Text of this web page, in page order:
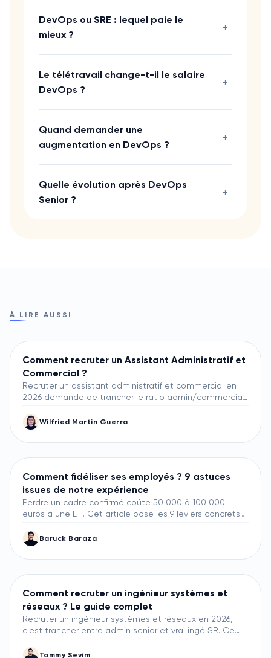
DevOps ou SRE : lequel paie le
mieux ?
+
Le télétravail change-t-il le salaire
DevOps ?
+
Quand demander une
augmentation en DevOps ?
+
Quelle évolution après DevOps
Senior ?
+
À LIRE AUSSI
Comment recruter un Assistant Administratif et
Commercial ?
Recruter un assistant administratif et commercial en
2026 demande de trancher le ratio admin/commercial
méthode terrain chez Lity, du brief jusqu'à la prise de
fonction, avec les benchmarks APEC et OpenSourcing,
la scorecard 5 indicateurs et les 4 questions qui filtrent
Wilfried Martin Guerra
Comment fidéliser ses employés ? 9 astuces
issues de notre expérience
Perdre un cadre confirmé coûte 50 000 à 100 000
euros à une ETI. Cet article pose les 9 leviers concrets
avec les études Gallup et APEC : rémunération
transparente, qualité du manager direct, projet
structurant, formation continue, onboarding 90 jours,
Baruck Baraza
Comment recruter un ingénieur systèmes et
réseaux ? Le guide complet
Recruter un ingénieur systèmes et réseaux en 2026,
c'est trancher entre admin senior et vrai ingé SR. Ce
l'admin SR, marché 2026, scorecard 5 indicateurs,
Tommy Sevim